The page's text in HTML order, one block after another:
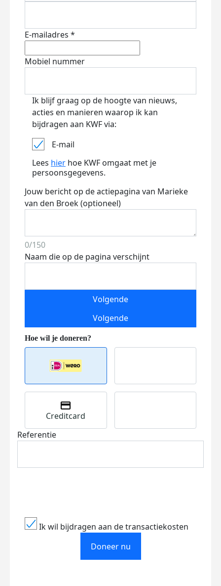
E-mailadres *
Mobiel nummer
Ik blijf graag op de hoogte van nieuws,
acties en manieren waarop ik kan
bijdragen aan KWF via:
E-mail
Lees hier hoe KWF omgaat met je
persoonsgegevens.
Jouw bericht op de actiepagina van Marieke
van den Broek (optioneel)
0/150
Naam die op de pagina verschijnt
Volgende
Volgende
Creditcard
Referentie
Ik wil bijdragen aan de transactiekosten
Doneer nu